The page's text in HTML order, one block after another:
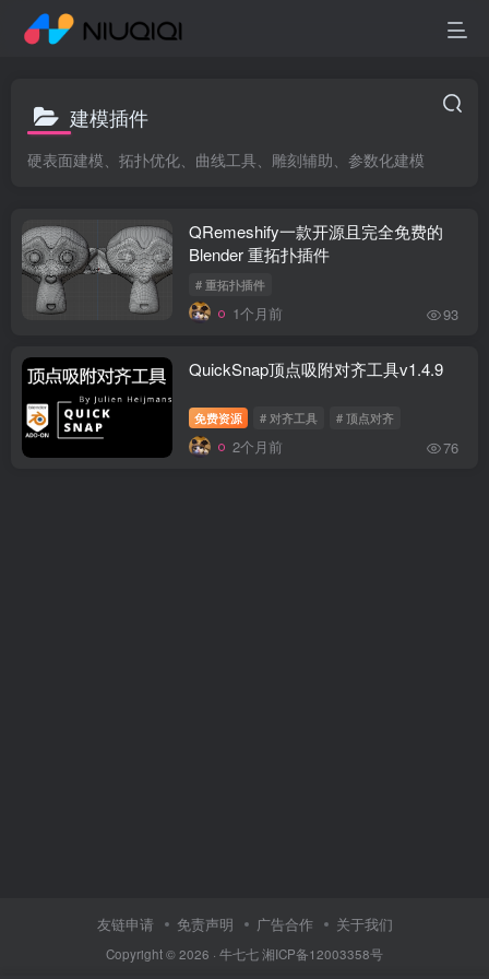
建模插件
硬表面建模、拓扑优化、曲线工具、雕刻辅助、参数化建模
QRemeshify一款开源且完全免费的
Blender 重拓扑插件
# 重拓扑插件
1个月前 93
QuickSnap顶点吸附对齐工具v1.4.9
免费资源 # 对齐工具 # 顶点对齐
2个月前 76
友链申请 免责声明 广告合作 关于我们
Copyright © 2026 · 牛七七湘ICP备12003358号